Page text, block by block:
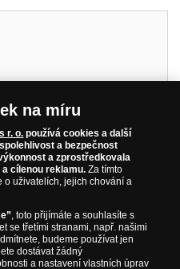
Kombinace tradičního
plastického reliéfu a
moderního barevného
tisku
40 mm
Měď
Nejvyšší kvalita rařby
na míru
r. o. používá cookies a další
a bezpečnost
a zprostředkovala
cílenou reklamu. Za tímto
o uživatelích, jejich chování a
, toto přijímáte a souhlasíte s
se třetími stranami, např. našimi
budeme používat jen
dostávat žádný
a nastavení vlastních úprav